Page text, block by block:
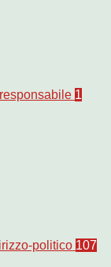
1
politico 107